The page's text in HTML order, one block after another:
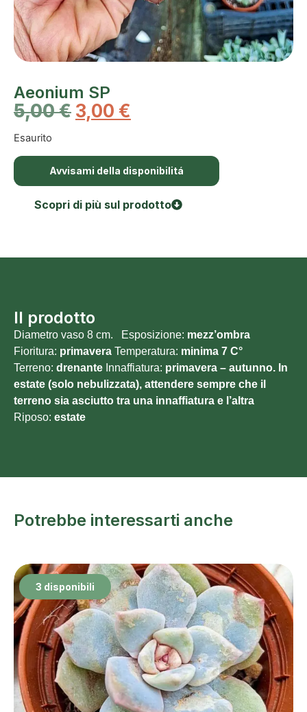
Aeonium SP
5,00€ 3,00 €
Esaurito
Avvisami della disponibilitá
Scopri di più sul prodotto
Il prodotto
Diametro vaso 8 cm. Esposizione: mezz’ombra
Fioritura: primavera Temperatura: minima 7 C°
Terreno: drenante Innaffiatura: primavera – autunno. In
estate (solo nebulizzata), attendere sempre che il
terreno sia asciutto tra una innaffiatura e l’altra
Riposo: estate
Potrebbe interessarti anche
3 disponibili